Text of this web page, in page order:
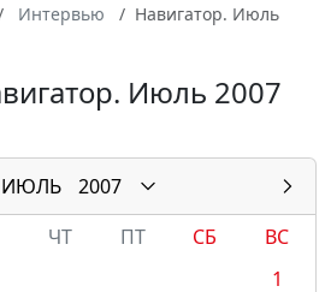
Интервью
Навигатор. Июль
Июль 2007
ИЮЛЬ
2007
ЧТ ПТ СБ
ВС
1